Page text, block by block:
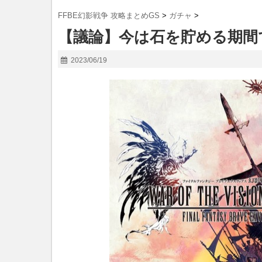
FFBE幻影戦争 攻略まとめGS > ガチャ >
【議論】今は石を貯める期
2023/06/19